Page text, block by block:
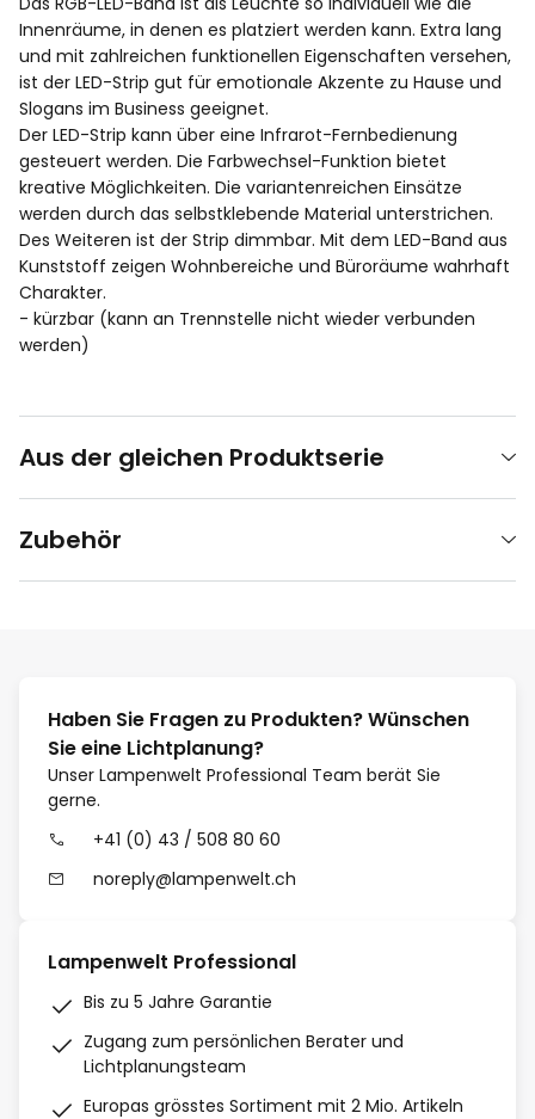
Innenräume, in denen es platziert werden kann. Extra lang
und mit zahlreichen funktionellen Eigenschaften versehen,
ist der LED-Strip gut für emotionale Akzente zu Hause und
Slogans im Business geeignet.
Der LED-Strip kann über eine Infrarot-Fernbedienung
gesteuert werden. Die Farbwechsel-Funktion bietet
kreative Möglichkeiten. Die variantenreichen Einsätze
werden durch das selbstklebende Material unterstrichen.
Des Weiteren ist der Strip dimmbar. Mit dem LED-Band aus
Kunststoff zeigen Wohnbereiche und Büroräume wahrhaft
Charakter.
- kürzbar (kann an Trennstelle nicht wieder verbunden
werden)
Aus der gleichen Produktserie
Zubehör
Haben Sie Fragen zu Produkten? Wünschen
Sie eine Lichtplanung?
Unser Lampenwelt Professional Team berät Sie
gerne.
+41 (0) 43 / 508 80 60
noreply@lampenwelt.ch
Lampenwelt Professional
Bis zu 5 Jahre Garantie
Zugang zum persönlichen Berater und
Lichtplanungsteam
Europas grösstes Sortiment mit 2 Mio. Artikeln